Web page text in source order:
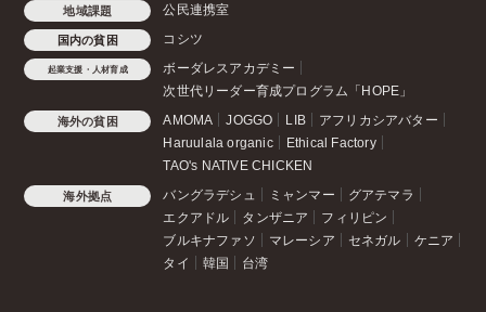
地域課題 公民連携室
国内の貧困 コシツ
起業支援・人材育成
ボーダレスアカデミー
次世代リーダー育成プログラム「HOPE」
海外の貧困 AMOMA JOGGO LIB
アフリカシアバター
Haruulala organic
Ethical Factory
TAO's NATIVE CHICKEN
海外拠点 バングラデシュ ミャンマー
グアテマラ
エクアドル
タンザニア
フィリピン
ブルキナファソ
マレーシア セネガル
ケニア
タイ
韓国 台湾